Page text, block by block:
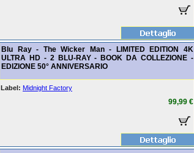
Blu Ray - The Wicker Man - LIMITED EDITION 4K
ULTRA HD - 2 BLU-RAY - BOOK DA COLLEZIONE -
EDIZIONE 50° ANNIVERSARIO
Label: Midnight Factory
99,99 €